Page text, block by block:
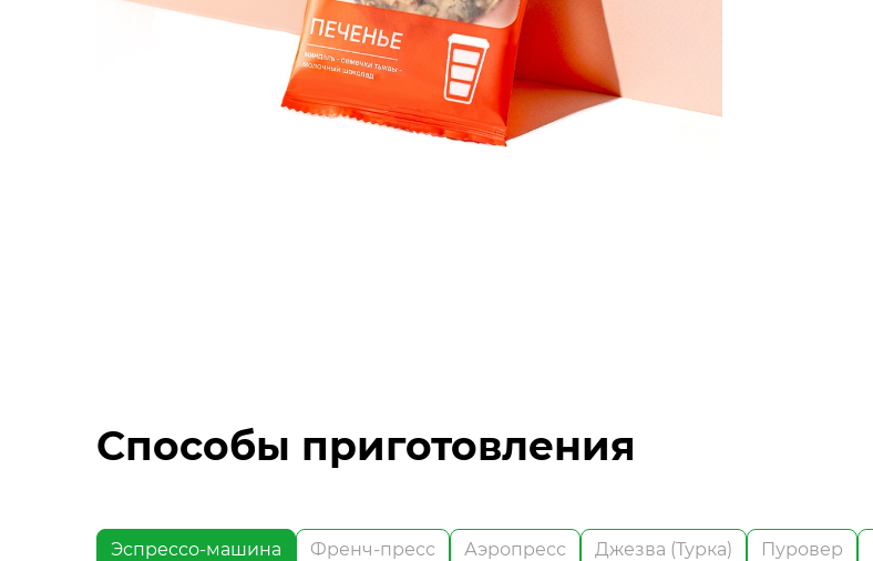
Способы приготовления
Эспрессо-машина Френч-пресс Аэропресс Джезва (Турка) Пуровер